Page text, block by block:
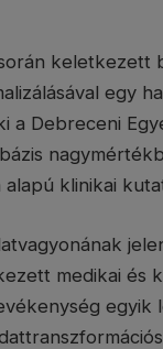
egy
a Debreceni
klinikai
medikai és